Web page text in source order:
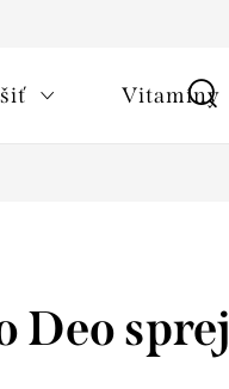
Vitamíny
Deo sprej